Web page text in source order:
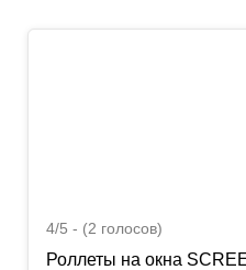
4/5 - (2 голосов)
Роллеты на окна